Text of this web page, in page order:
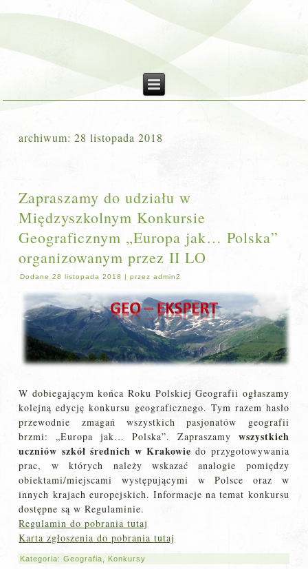
archiwum:28 listopada 2018
Zapraszamy do udziału w
Międzyszkolnym Konkursie
Geograficznym „Europa jak… Polska”
organizowanym przez II LO
Dodane 28 listopada 2018 |przez admin2
W dobiegającym końca Roku Polskiej Geografii ogłaszamy
kolejną edycję konkursu geograficznego. Tym razem hasło
przewodnie zmagań wszystkich pasjonatów geografii
brzmi: „Europa jak… Polska”. Zapraszamy wszystkich
uczniów szkół średnich w Krakowiedo przygotowywania
prac, w których należy wskazać analogie pomiędzy
obiektami/miejscami występującymi w Polsce oraz w
innych krajach europejskich. Informacje na temat konkursu
dostępne są w Regulaminie.
Regulamin do pobrania tutaj
Karta zgłoszenia do pobrania tutaj
Kategoria:Geografia Konkursy